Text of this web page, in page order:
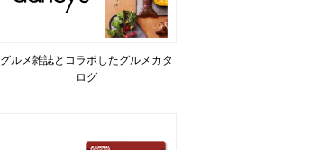
グルメ雑誌とコラボしたグルメカタ
ログ